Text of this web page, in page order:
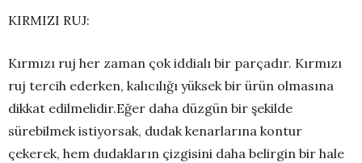
KIRMIZI RUJ:
Kırmızı ruj her zaman çok iddialı bir parçadır. Kırmızı
ruj tercih ederken, kalıcılığı yüksek bir ürün olmasına
dikkat edilmelidir.Eğer daha düzgün bir şekilde
sürebilmek istiyorsak, dudak kenarlarına kontur
çekerek, hem dudakların çizgisini daha belirgin bir hale